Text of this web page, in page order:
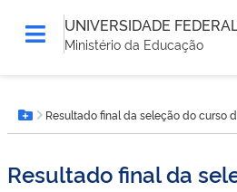
UNIVERSIDADE
Ministério da Educação
está
aqui:Botão Menu
Resultado final da seleção do curso
Resultado final da